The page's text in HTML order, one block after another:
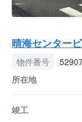
晴海センター
物件番号
所在地
竣工